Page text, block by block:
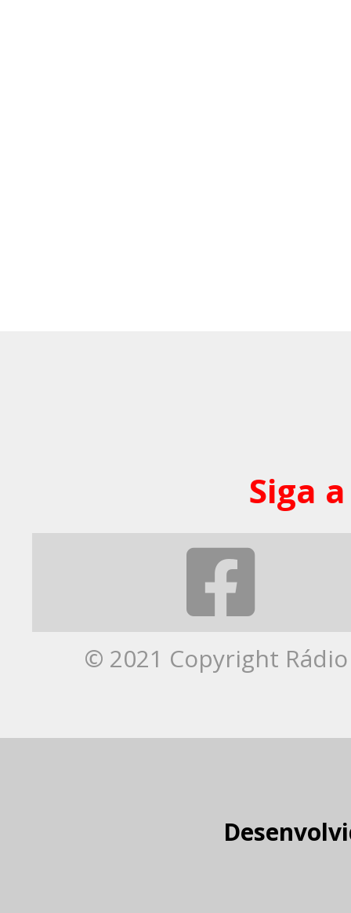
Siga
© 2021 Copyright